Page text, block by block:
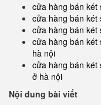
cửa hàng bán két
cửa hàng bán két
cửa hàng bán két
cửa hàng bán két
hà nội
cửa hàng bán két
ở hà nội
Nội dung bài viết